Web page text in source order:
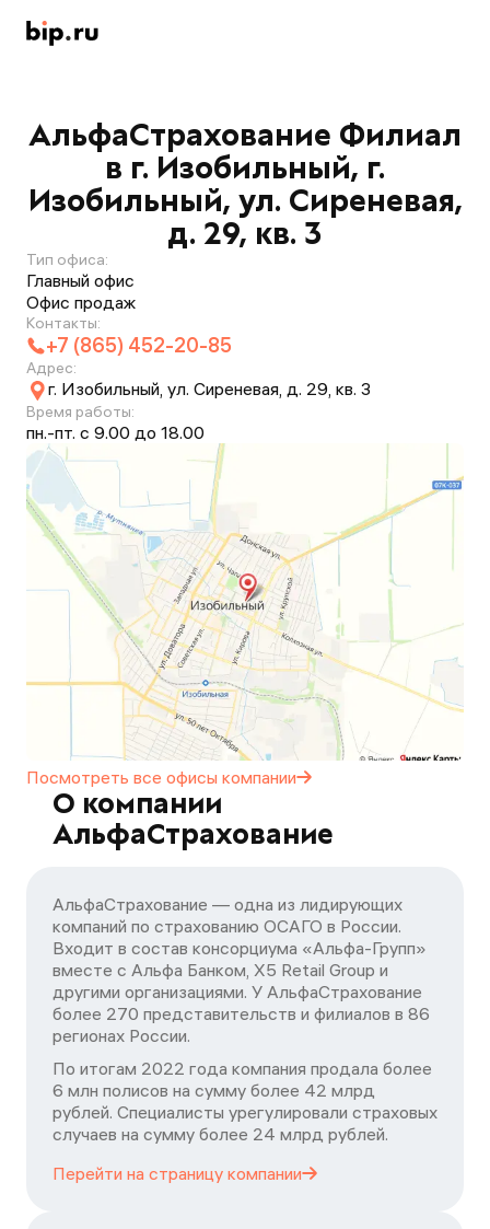
АльфаСтрахование Филиал
в г. Изобильный, г.
Изобильный, ул. Сиреневая,
д. 29, кв. 3
Тип офиса:
Главный офис
Офис продаж
Контакты:
+7 (865) 452-20-85
Адрес:
г. Изобильный, ул. Сиреневая, д. 29, кв. 3
Время работы:
пн.-пт. с 9.00 до 18.00
Посмотреть все офисы компании
О компании
АльфаСтрахование
АльфаСтрахование — одна из лидирующих
компаний по страхованию ОСАГО в России.
Входит в состав консорциума «Альфа-Групп»
вместе с Альфа Банком, X5 Retail Group и
другими организациями. У АльфаСтрахование
более 270 представительств и филиалов в 86
регионах России.
По итогам 2022 года компания продала более
6 млн полисов на сумму более 42 млрд
рублей. Специалисты урегулировали страховых
случаев на сумму более 24 млрд рублей.
Перейти на страницу компании